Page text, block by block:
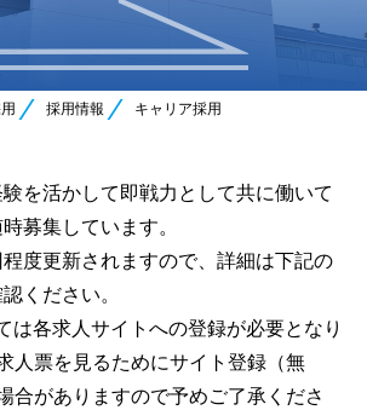
採用情報 キャリア採用
を活かして即戦力として共に働いて
募集しています。
度更新されますので、詳細は下記の
ください。
は各求人サイトへの登録が必要となり
人票を見るためにサイト登録（無
合がありますので予めご了承くださ